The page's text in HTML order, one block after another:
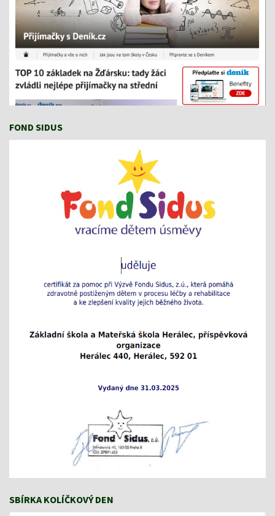
FOND SIDUS
SBÍRKA KOLÍČKOVÝ DEN